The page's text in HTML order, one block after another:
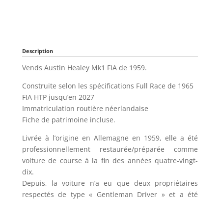
Description
Vends Austin Healey Mk1 FIA de 1959.
Construite selon les spécifications Full Race de 1965
FIA HTP jusqu’en 2027
Immatriculation routière néerlandaise
Fiche de patrimoine incluse.
Livrée à l’origine en Allemagne en 1959, elle a été
professionnellement restaurée/préparée comme
voiture de course à la fin des années quatre-vingt-
dix.
Depuis, la voiture n’a eu que deux propriétaires
respectés de type « Gentleman Driver » et a été